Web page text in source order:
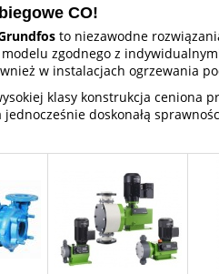
CO!
to niezawodne
modelu zgodnego z
w instalacjach ogrzewania
klasy konstrukcja ceniona
doskonałą